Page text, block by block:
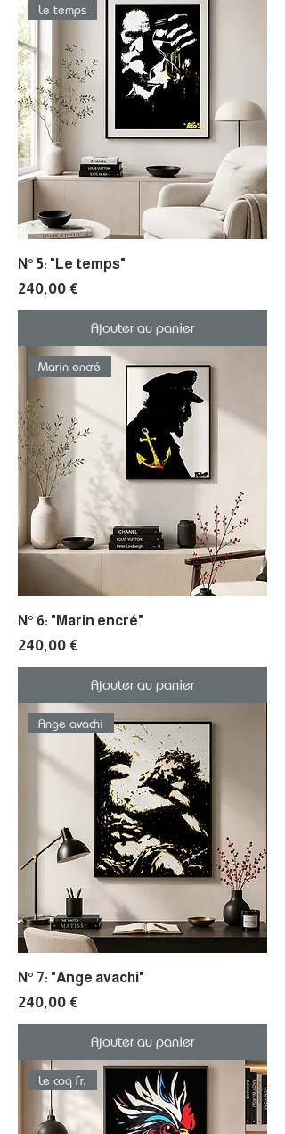
Le temps
N° 5: "Le temps"
Prix
240,00 €
Ajouter au panier
Marin encré
N° 6: "Marin encré"
Prix
240,00 €
Ajouter au panier
Ange avachi
N° 7: "Ange avachi"
Prix
240,00 €
Ajouter au panier
Le coq Fr.